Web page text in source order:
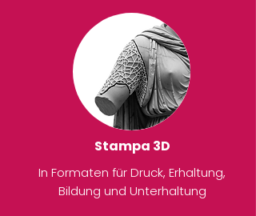
Stampa 3D
In Formaten für Druck, Erhaltung,
Bildung und Unterhaltung